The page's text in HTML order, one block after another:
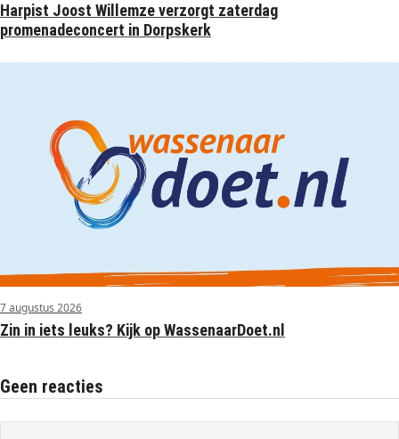
Harpist Joost Willemze verzorgt zaterdag
promenadeconcert in Dorpskerk
7 augustus 2026
Zin in iets leuks? Kijk op WassenaarDoet.nl
Geen reacties